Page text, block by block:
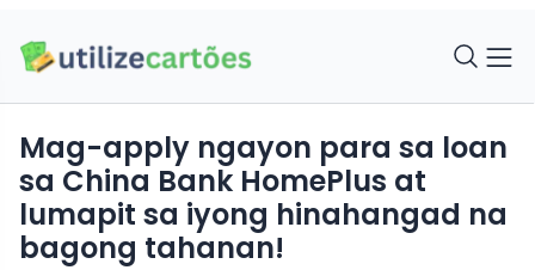
Mag-apply ngayon para sa loan
sa China Bank HomePlus at
lumapit sa iyong hinahangad na
bagong tahanan!